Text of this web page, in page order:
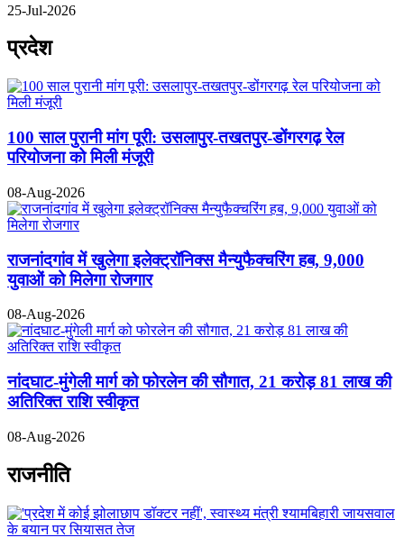
25-Jul-2026
प्रदेश
100 साल पुरानी मांग पूरी: उसलापुर-तखतपुर-डोंगरगढ़ रेल
परियोजना को मिली मंजूरी
08-Aug-2026
राजनांदगांव में खुलेगा इलेक्ट्रॉनिक्स मैन्युफैक्चरिंग हब, 9,000
युवाओं को मिलेगा रोजगार
08-Aug-2026
नांदघाट-मुंगेली मार्ग को फोरलेन की सौगात, 21 करोड़ 81 लाख की
अतिरिक्त राशि स्वीकृत
08-Aug-2026
राजनीति